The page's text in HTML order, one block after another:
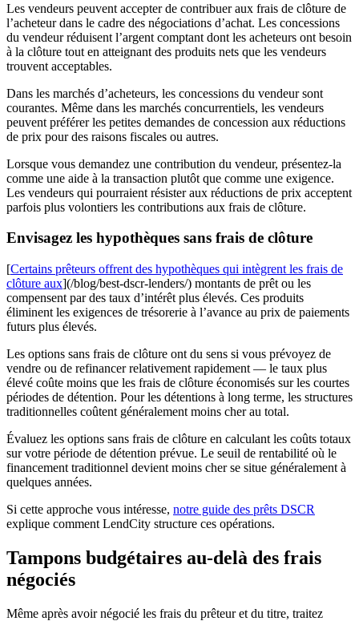
Les vendeurs peuvent accepter de contribuer aux frais de clôture de
l’acheteur dans le cadre des négociations d’achat. Les concessions
du vendeur réduisent l’argent comptant dont les acheteurs ont besoin
à la clôture tout en atteignant des produits nets que les vendeurs
trouvent acceptables.
Dans les marchés d’acheteurs, les concessions du vendeur sont
courantes. Même dans les marchés concurrentiels, les vendeurs
peuvent préférer les petites demandes de concession aux réductions
de prix pour des raisons fiscales ou autres.
Lorsque vous demandez une contribution du vendeur, présentez-la
comme une aide à la transaction plutôt que comme une exigence.
Les vendeurs qui pourraient résister aux réductions de prix acceptent
parfois plus volontiers les contributions aux frais de clôture.
Envisagez les hypothèques sans frais de clôture
[Certains prêteurs offrent des hypothèques qui intègrent les frais de
clôture aux](/blog/best-dscr-lenders/) montants de prêt ou les
compensent par des taux d’intérêt plus élevés. Ces produits
éliminent les exigences de trésorerie à l’avance au prix de paiements
futurs plus élevés.
Les options sans frais de clôture ont du sens si vous prévoyez de
vendre ou de refinancer relativement rapidement — le taux plus
élevé coûte moins que les frais de clôture économisés sur les courtes
périodes de détention. Pour les détentions à long terme, les structures
traditionnelles coûtent généralement moins cher au total.
Évaluez les options sans frais de clôture en calculant les coûts totaux
sur votre période de détention prévue. Le seuil de rentabilité où le
financement traditionnel devient moins cher se situe généralement à
quelques années.
Si cette approche vous intéresse, notre guide des prêts DSCR
explique comment LendCity structure ces opérations.
Tampons budgétaires au-delà des frais
négociés
Même après avoir négocié les frais du prêteur et du titre, traitez